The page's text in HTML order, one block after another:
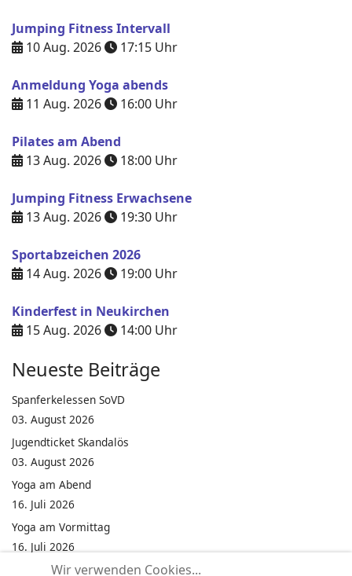
Jumping Fitness Intervall
10 Aug. 2026
17:15 Uhr
Anmeldung Yoga abends
11 Aug. 2026
16:00 Uhr
Pilates am Abend
13 Aug. 2026
18:00 Uhr
Jumping Fitness Erwachsene
13 Aug. 2026
19:30 Uhr
Sportabzeichen 2026
14 Aug. 2026
19:00 Uhr
Kinderfest in Neukirchen
15 Aug. 2026
14:00 Uhr
Neueste Beiträge
Spanferkelessen SoVD
03. August 2026
Jugendticket Skandalös
03. August 2026
Yoga am Abend
16. Juli 2026
Yoga am Vormittag
16. Juli 2026
Pilates am Abend
Wir verwenden Cookies...